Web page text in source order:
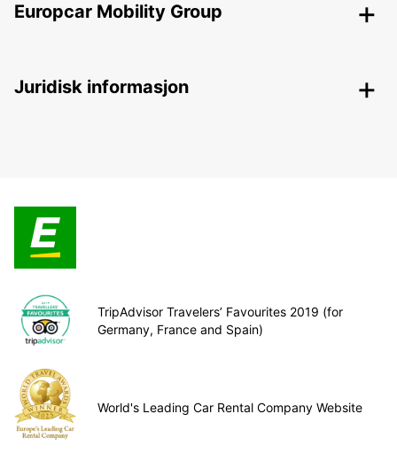
Europcar Mobility Group
Juridisk informasjon
TripAdvisor Travelers’ Favourites 2019 (for
Germany, France and Spain)
World's Leading Car Rental Company Website